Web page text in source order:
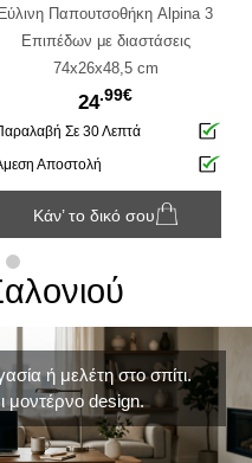
Παπουτσοθήκη Alpina 3
Επιπέδων με διαστάσεις
74x26x48,5 cm
24.99€
Σε 30 Λεπτά
Αποστολή
Κάν’ το δικό σου
ή μελέτη στο σπίτι.
μοντέρνο design.